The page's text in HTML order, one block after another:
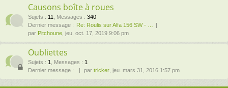
Causons boîte à roues
Sujets : 11 Messages : 340
Dernier message :
Re: Roulis sur Alfa 156 SW - …
par Pitchoune , jeu. oct. 17, 2019 9:06 pm
Oubliettes
Sujets : 1 Messages : 1
Dernier message :
par tricker , jeu. mars 31, 2016 1:57 pm